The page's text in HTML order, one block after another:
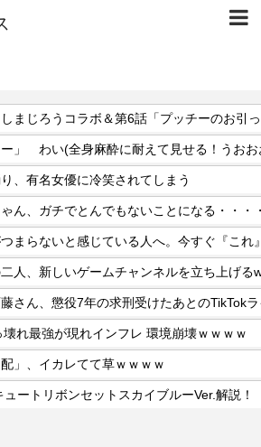
しまじろうコラボ＆第6話「プッチーのお引
」 わい(全身麻酔に耐えて見せる！うお
、有名女優に冷笑されてしまう
ゃん、ガチでとんでもないことになる・・・
二人、新しいゲームチャンネルを立ち上げる
壊れ最強が現れインフレ 環境崩壊ｗｗｗｗ
」、イカレてて草ｗｗｗｗ
ートリボンセットスカイブルーVer.解説！